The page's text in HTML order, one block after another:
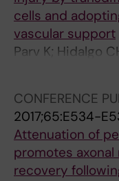
cells and
vascular support
Parv K; Hidalgo
Giraud A; Holl
CONFERENCE
2017;65:E534-
Attenuation of
promotes
recovery